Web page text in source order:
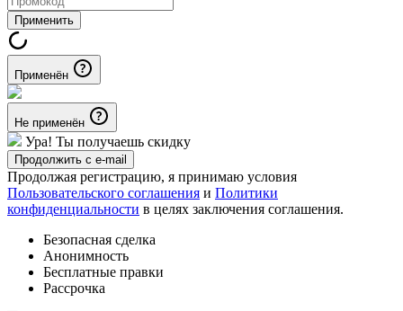
Применить
Применён
Не применён
Ура! Ты получаешь скидку
Продолжить с e-mail
Продолжая регистрацию, я принимаю условия
Пользовательского соглашения и Политики
конфиденциальности в целях заключения соглашения.
Безопасная сделка
Анонимность
Бесплатные правки
Рассрочка